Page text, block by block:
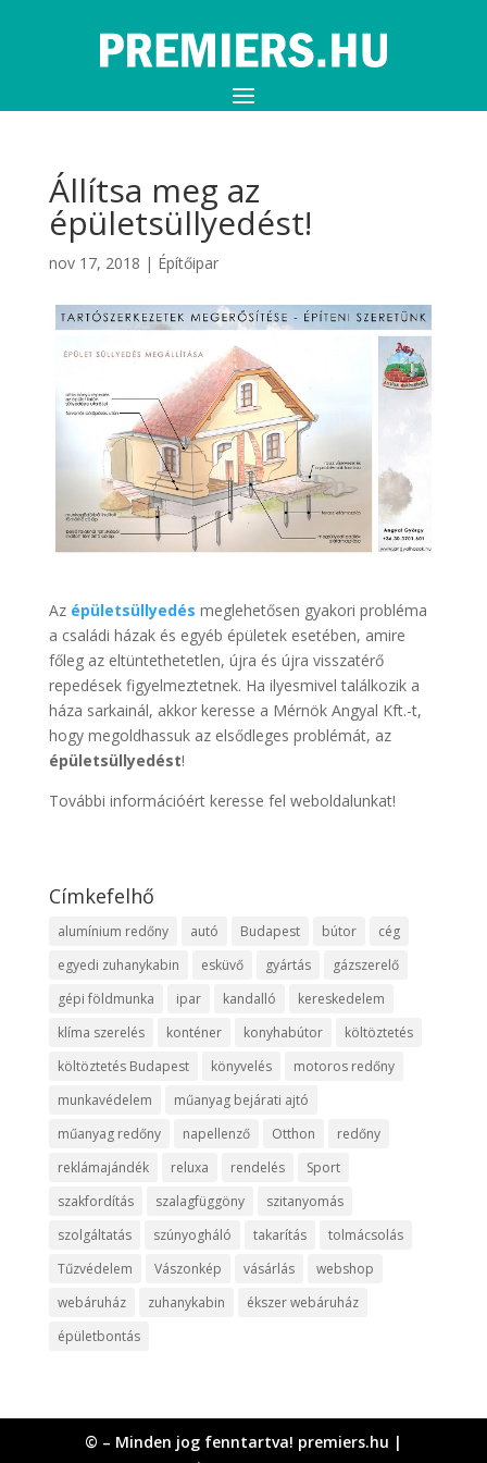
Állítsa meg az
épületsüllyedést!
nov 17, 2018 | Építőipar
Az épületsüllyedés meglehetősen gyakori probléma
a családi házak és egyéb épületek esetében, amire
főleg az eltüntethetetlen, újra és újra visszatérő
repedések figyelmeztetnek. Ha ilyesmivel találkozik a
háza sarkainál, akkor keresse a Mérnök Angyal Kft.-t,
hogy megoldhassuk az elsődleges problémát, az
épületsüllyedést!
További információért keresse fel weboldalunkat!
Címkefelhő
alumínium redőny autó Budapest bútor
cég
egyedi zuhanykabin
esküvő gyártás
gázszerelő
gépi földmunka
ipar kandalló
kereskedelem
klíma szerelés
konténer konyhabútor
költöztetés
költöztetés Budapest
könyvelés
motoros redőny
munkavédelem
műanyag bejárati ajtó
műanyag redőny
napellenző Otthon
redőny
reklámajándék
reluxa rendelés
Sport
szakfordítás
szalagfüggöny
szitanyomás
szolgáltatás
szúnyogháló takarítás
tolmácsolás
Tűzvédelem
Vászonkép vásárlás
webshop
webáruház
zuhanykabin
ékszer webáruház
épületbontás
© – Minden jog fenntartva! premiers.hu |